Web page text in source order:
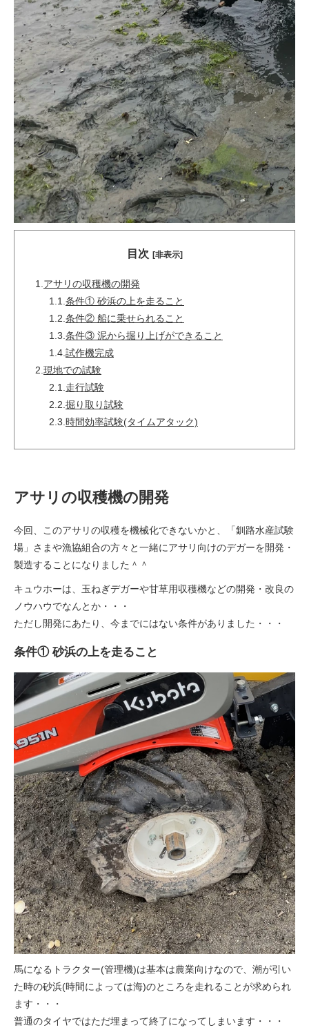
目次 [非表示]
1. アサリの収穫機の開発
1.1. 条件① 砂浜の上を走ること
1.2. 条件② 船に乗せられること
1.3. 条件③ 泥から掘り上げができること
1.4. 試作機完成
2. 現地での試験
2.1. 走行試験
2.2. 掘り取り試験
2.3. 時間効率試験(タイムアタック)
アサリの収穫機の開発
今回、このアサリの収穫を機械化できないかと、「釧路水産試験
場」さまや漁協組合の方々と一緒にアサリ向けのデガーを開発・
製造することになりました＾＾
キュウホーは、玉ねぎデガーや甘草用収穫機などの開発・改良の
ノウハウでなんとか・・・
ただし開発にあたり、今までにはない条件がありました・・・
条件① 砂浜の上を走ること
馬になるトラクター(管理機)は基本は農業向けなので、潮が引い
た時の砂浜(時間によっては海)のところを走れることが求められ
ます・・・
普通のタイヤではただ埋まって終了になってしまいます・・・